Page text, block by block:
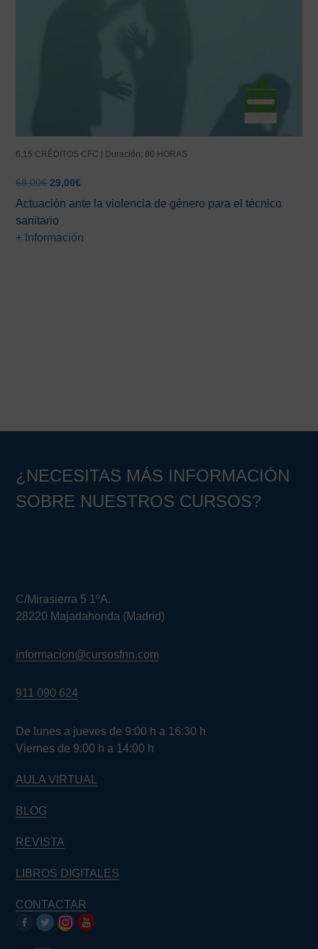
6,15 CRÉDITOS CFC | Duración: 80 HORAS
68,00€ El
precio
original
era:
68,00€.
29,00€El
actual
29,00€.
Actuación ante la violencia de género para el técnico
sanitario
+ Información
¿NECESITAS MÁS INFORMACIÓN
SOBRE NUESTROS CURSOS?
C/Mirasierra 5 1ºA.
28220 Majadahonda (Madrid)
informacion@cursosfnn.com
911 090 624
De lunes a jueves de 9:00 h a 16:30 h
Viernes de 9:00 h a 14:00 h
AULA VIRTUAL
BLOG
REVISTA
LIBROS DIGITALES
CONTACTAR